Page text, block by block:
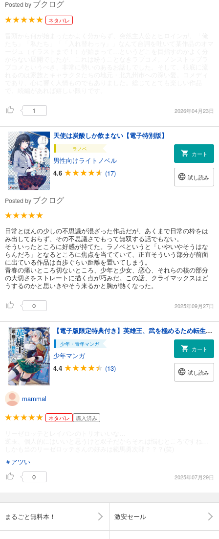
Posted by ブクログ
ネタバレ
1 2026年04月23日
天使は炭酸しか飲まない【電子特別版】
ラノベ
男性向けライトノベル
4.6
(17)
カート
試し読み
Posted by ブクログ
日常とほんの少しの不思議が混ざった作品だが、あくまで日常の枠をは
み出しておらず、その不思議さでもって無双する話でもない。
そういったところに好感が持てた。ラノベというと「いやいやそうはな
らんだろ」となるところに焦点を当てていて、正直そういう部分が前面
に出ている作品は百歩ぐらい距離を置いてしまう。
青春の痛いところ切ないところ、少年と少女、恋心、それらの核の部分
の大切さをストレートに描く点が巧みだ。この話、クライマックスはど
うするのかと思いきやそう来るかと胸が熱くなった。
0 2025年09月27日
【電子版限定特典付き】英雄王、武を極めるため転生す ～そして、世界最強の見習い騎士♀～6
少年・青年マンガ
少年マンガ
4.4
(13)
カート
試し読み
mammal
ネタバレ 購入済み
＃アツい
0
2025年07月29日
まるごと無料本！ 激安セール